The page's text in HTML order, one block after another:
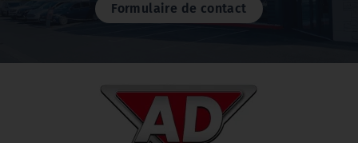
Formulaire de contact